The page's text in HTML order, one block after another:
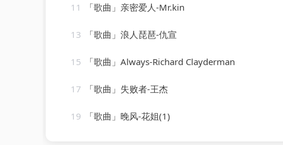
11 「歌曲」亲密爱人-Mr.kin
13 「歌曲」浪人琵琶-仇宣
15 「歌曲」Always-Richard Clayderman
17 「歌曲」失败者-王杰
19 「歌曲」晚风-花姐(1)